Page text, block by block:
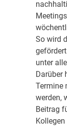
So wird
unter
Darüber
Termine
werden,
Beitrag